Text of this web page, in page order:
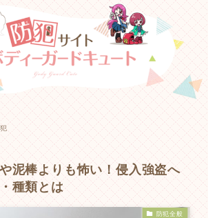
泥棒よりも怖い！侵入強盗へ
種類とは
防犯全般